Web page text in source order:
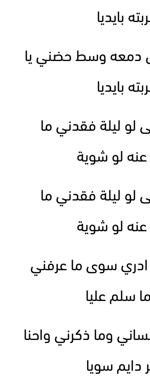
بايديا
دمعه وسط حضني يا
بايديا
لو ليلة فقدني ما
لو شوية
لو ليلة فقدني ما
لو شوية
ادري سوى ما عرفني
سلم عليا
نساني وما ذكرني واحنا
دايم سويا